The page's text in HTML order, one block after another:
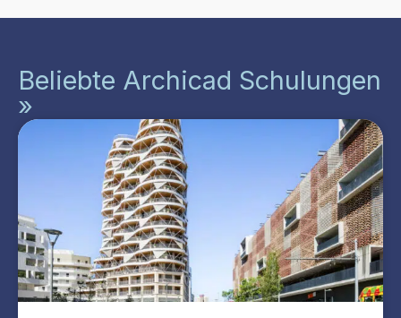
Beliebte Archicad Schulungen
»